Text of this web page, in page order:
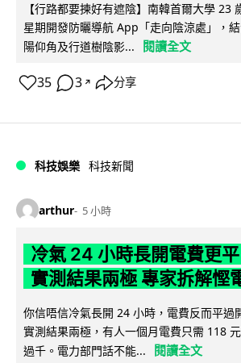
【行路都要揀好有遮陰】南韓首爾大學 23
星期開發防曬導航 App「走向陰涼處」，
陽仰角及行道樹陰影...
閱讀全文
35 3 ↗ 分享
科技娛樂 科技新聞
arthur 5 小時
冷氣 24 小時長開電費更
實測結果兩極 專家拆解慳
你信唔信冷氣長開 24 小時，電費反而平過
實測結果兩極，有人一個月電費只需 118
過千。電力部門話不能...
閱讀全文